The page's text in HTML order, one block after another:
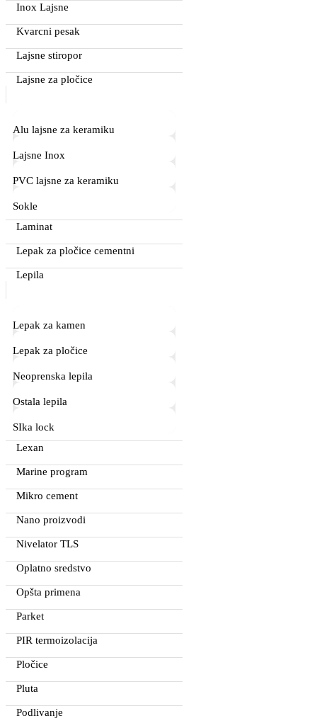
Inox Lajsne
Kvarcni pesak
Lajsne stiropor
Lajsne za pločice
Alu lajsne za keramiku
Lajsne Inox
PVC lajsne za keramiku
Sokle
Laminat
Lepak za pločice cementni
Lepila
Lepak za kamen
Lepak za pločice
Neoprenska lepila
Ostala lepila
SIka lock
Lexan
Marine program
Mikro cement
Nano proizvodi
Nivelator TLS
Oplatno sredstvo
Opšta primena
Parket
PIR termoizolacija
Pločice
Pluta
Podlivanje